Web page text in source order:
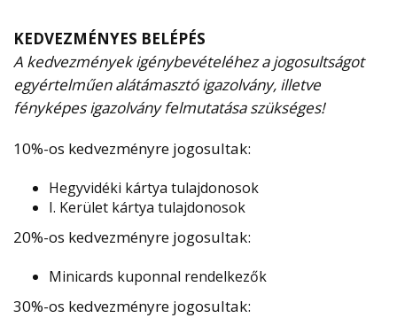
KEDVEZMÉNYES BELÉPÉS
A kedvezmények igénybevételéhez a jogosultságot
egyértelműen alátámasztó igazolvány, illetve
fényképes igazolvány felmutatása szükséges!
10%-os kedvezményre jogosultak:
Hegyvidéki kártya tulajdonosok
I. Kerület kártya tulajdonosok
20%-os kedvezményre jogosultak:
Minicards kuponnal rendelkezők
30%-os kedvezményre jogosultak: